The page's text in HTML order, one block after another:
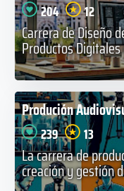
204 12
Carrera de Diseño
Productos
Produción
239 13
La carrera de
creación y gestión